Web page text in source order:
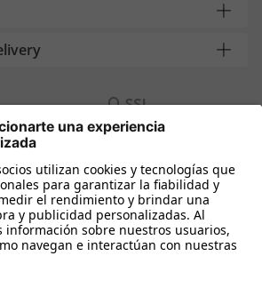
segura con